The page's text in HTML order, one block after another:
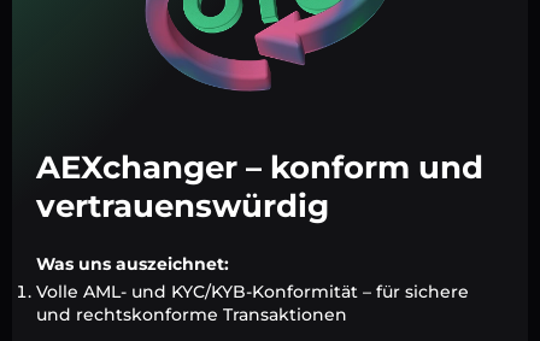
AEXchanger – konform und
vertrauenswürdig
Was uns auszeichnet:
Volle AML- und KYC/KYB-Konformität – für sichere
und rechtskonforme Transaktionen